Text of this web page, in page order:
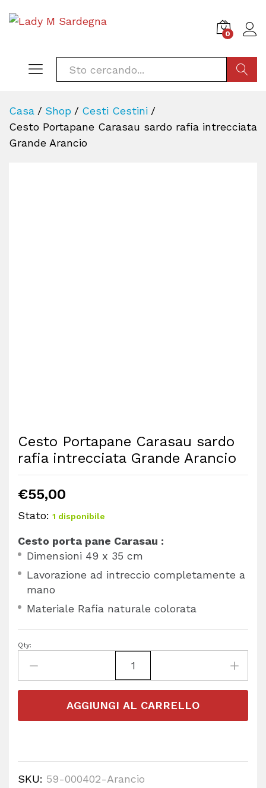
0
Casa / Shop / Cesti Cestini /
Cesto Portapane Carasau sardo rafia intrecciata
Grande Arancio
Cesto Portapane Carasau sardo
rafia intrecciata Grande Arancio
€55,00
Stato: 1 disponibile
Cesto porta pane Carasau :
Dimensioni 49 x 35 cm
Lavorazione ad intreccio completamente a
mano
Materiale Rafia naturale colorata
Qty:
AGGIUNGI AL CARRELLO
SKU: 59-000402-Arancio